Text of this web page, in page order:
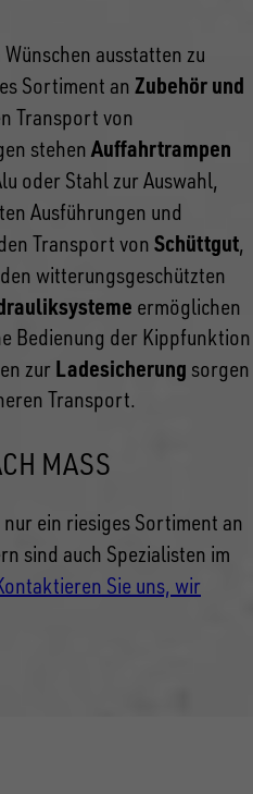
ausstatten zu
Sortiment an Zubehör und
Transport von
stehen Auffahrtrampen
oder Stahl zur Auswahl,
Ausführungen und
Transport von Schüttgut,
witterungsgeschützten
ermöglichen
Bedienung der Kippfunktion
zur Ladesicherung sorgen
Transport.
MASS
ein riesiges Sortiment an
sind auch Spezialisten im
Sie uns, wir